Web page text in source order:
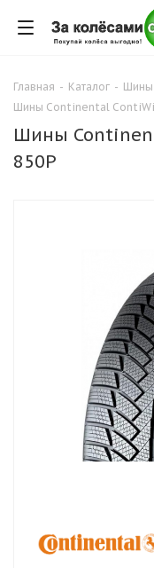
Главная - Каталог - Шины
Шины Continental
Шины
850P